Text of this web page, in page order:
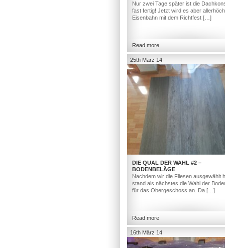
Nur zwei Tage später ist die
fast fertig! Jetzt wird es aber
Eisenbahn mit dem Richtfest […]
Read more
25th März 14
DIE QUAL DER WAHL #2 –
BODENBELÄGE
Nachdem wir die Fliesen ausgewählt
stand als nächstes die Wahl der
für das Obergeschoss an. Da […]
Read more
16th März 14